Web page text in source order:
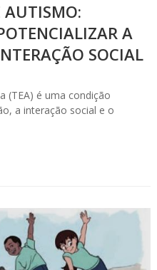
AUTISMO:
A
SOCIAL
(TEA) é uma condição
a interação social e o